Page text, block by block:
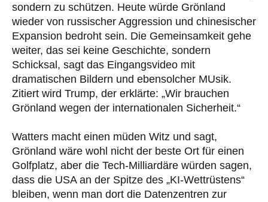
sondern zu schützen. Heute würde Grönland
wieder von russischer Aggression und chinesischer
Expansion bedroht sein. Die Gemeinsamkeit gehe
weiter, das sei keine Geschichte, sondern
Schicksal, sagt das Eingangsvideo mit
dramatischen Bildern und ebensolcher MUsik.
Zitiert wird Trump, der erklärte: „Wir brauchen
Grönland wegen der internationalen Sicherheit.“
Watters macht einen müden Witz und sagt,
Grönland wäre wohl nicht der beste Ort für einen
Golfplatz, aber die Tech-Milliardäre würden sagen,
dass die USA an der Spitze des „KI-Wettrüstens“
bleiben, wenn man dort die Datenzentren zur